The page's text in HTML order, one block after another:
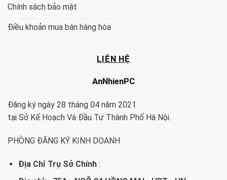
Chính sách bảo mật
Điều khoản mua bán hàng hóa
LIÊN HỆ
AnNhienPC
Đăng ký ngày 28 tháng 04 năm 2021
tại Sở Kế Hoạch Và Đầu Tư Thành Phố Hà Nội.
PHÒNG ĐĂNG KÝ KINH DOANH
Địa Chỉ Trụ Sở Chính: